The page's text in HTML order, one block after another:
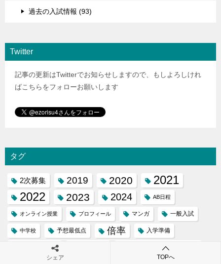
過去の入試情報 (93)
Twitter
記事の更新はTwitterでお知らせしますので、もしよろしけれ
ばこちらをフォローお願いします
タグ
2次募集 2019 2020
2021
2022
2023 2024 AB日程
オンライン授業 プロフィール マンガ 一般入試
中学校 予想最低点 倍率 入学準備
全国学力テスト 公立高校倍率
シェア TOPへ